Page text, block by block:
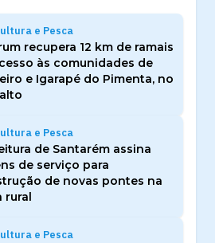
e Pesca
recupera 12 km de ramais
às comunidades de
e Igarapé do Pimenta, no
e Pesca
de Santarém assina
de serviço para
de novas pontes na
rural
e Pesca